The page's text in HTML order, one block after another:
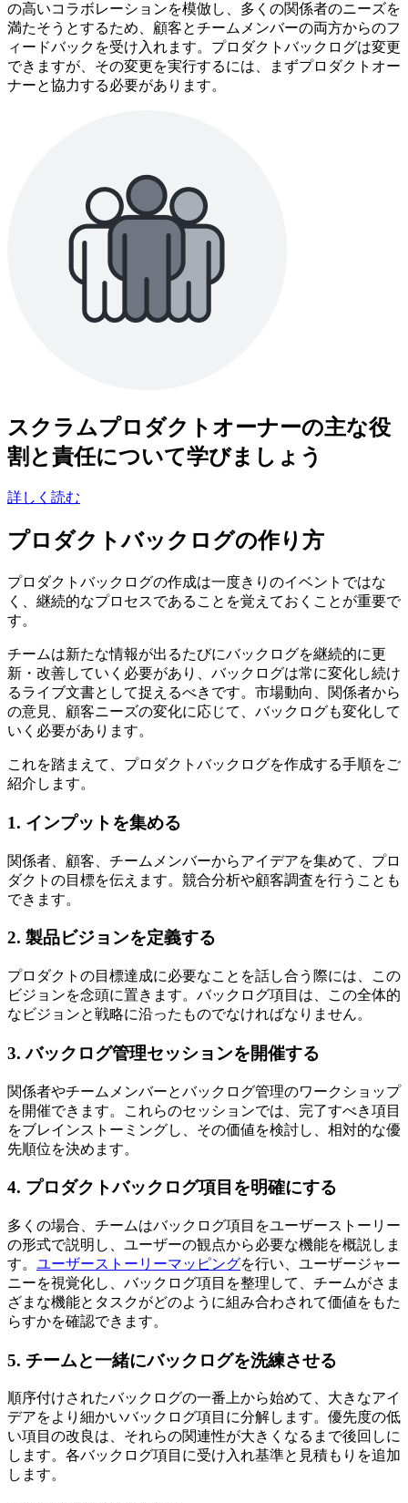
の高いコラボレーションを模倣し、多くの関係者のニーズを
満たそうとするため、顧客とチームメンバーの両方からのフ
ィードバックを受け入れます。プロダクトバックログは変更
できますが、その変更を実行するには、まずプロダクトオー
ナーと協力する必要があります。
スクラムプロダクトオーナーの主な役
割と責任について学びましょう
詳しく読む
プロダクトバックログの作り方
プロダクトバックログの作成は一度きりのイベントではな
く、継続的なプロセスであることを覚えておくことが重要で
す。
チームは新たな情報が出るたびにバックログを継続的に更
新・改善していく必要があり、バックログは常に変化し続け
るライブ文書として捉えるべきです。市場動向、関係者から
の意見、顧客ニーズの変化に応じて、バックログも変化して
いく必要があります。
これを踏まえて、プロダクトバックログを作成する手順をご
紹介します。
1. インプットを集める
関係者、顧客、チームメンバーからアイデアを集めて、プロ
ダクトの目標を伝えます。競合分析や顧客調査を行うことも
できます。
2. 製品ビジョンを定義する
プロダクトの目標達成に必要なことを話し合う際には、この
ビジョンを念頭に置きます。バックログ項目は、この全体的
なビジョンと戦略に沿ったものでなければなりません。
3. バックログ管理セッションを開催する
関係者やチームメンバーとバックログ管理のワークショップ
を開催できます。これらのセッションでは、完了すべき項目
をブレインストーミングし、その価値を検討し、相対的な優
先順位を決めます。
4. プロダクトバックログ項目を明確にする
多くの場合、チームはバックログ項目をユーザーストーリー
の形式で説明し、ユーザーの観点から必要な機能を概説しま
す。 ユーザーストーリーマッピングを行い、ユーザージャー
ニーを視覚化し、バックログ項目を整理して、チームがさま
ざまな機能とタスクがどのように組み合わされて価値をもた
らすかを確認できます。
5. チームと一緒にバックログを洗練させる
順序付けされたバックログの一番上から始めて、大きなアイ
デアをより細かいバックログ項目に分解します。優先度の低
い項目の改良は、それらの関連性が大きくなるまで後回しに
します。各バックログ項目に受け入れ基準と見積もりを追加
します。